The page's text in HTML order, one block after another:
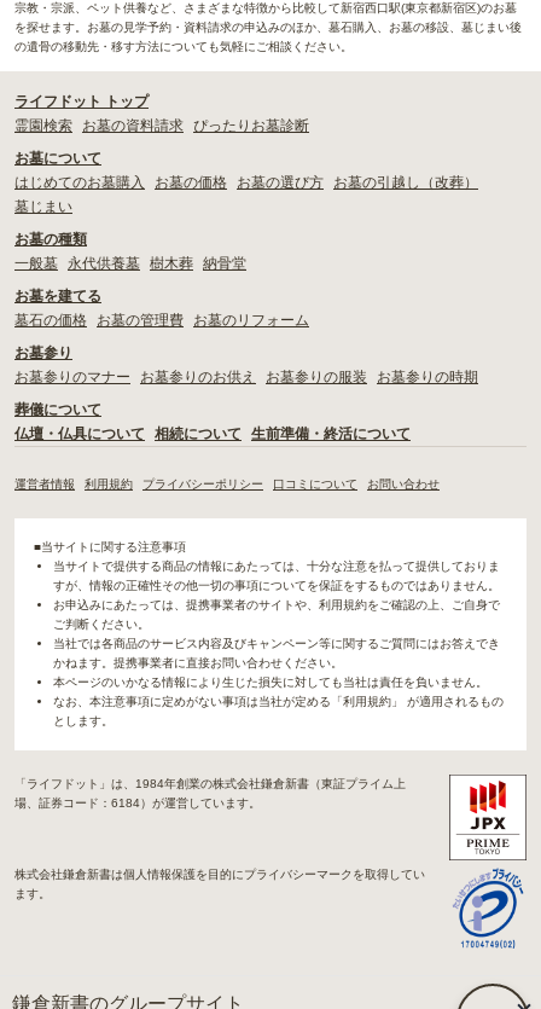
宗教・宗派、ペット供養など、さまざまな特徴から比較して新宿西口駅(東京都新宿区)のお墓
を探せます。お墓の見学予約・資料請求の申込みのほか、墓石購入、お墓の移設、墓じまい後
の遺骨の移動先・移す方法についても気軽にご相談ください。
ライフドット トップ
霊園検索
お墓の資料請求 ぴったりお墓診断
お墓について
はじめてのお墓購入
お墓の価格 お墓の選び方
お墓の引越し（改葬）
墓じまい
お墓の種類
一般墓
永代供養墓 樹木葬 納骨堂
お墓を建てる
墓石の価格
お墓の管理費
お墓のリフォーム
お墓参り
お墓参りのマナー
お墓参りのお供え お墓参りの服装
お墓参りの時期
葬儀について
仏壇・仏具について
相続について 生前準備・終活について
運営者情報 利用規約 プライバシーポリシー 口コミについて お問い合わせ
■当サイトに関する注意事項
当サイトで提供する商品の情報にあたっては、十分な注意を払って提供しておりま
すが、情報の正確性その他一切の事項についてを保証をするものではありません。
お申込みにあたっては、提携事業者のサイトや、利用規約をご確認の上、ご自身で
ご判断ください。
当社では各商品のサービス内容及びキャンペーン等に関するご質問にはお答えでき
かねます。提携事業者に直接お問い合わせください。
本ページのいかなる情報により生じた損失に対しても当社は責任を負いません。
なお、本注意事項に定めがない事項は当社が定める「利用規約」 が適用されるもの
とします。
「ライフドット」は、1984年創業の株式会社鎌倉新書（東証プライム上
場、証券コード：6184）が運営しています。
株式会社鎌倉新書は個人情報保護を目的にプライバシーマークを取得してい
ます。
鎌倉新書のグループサイト